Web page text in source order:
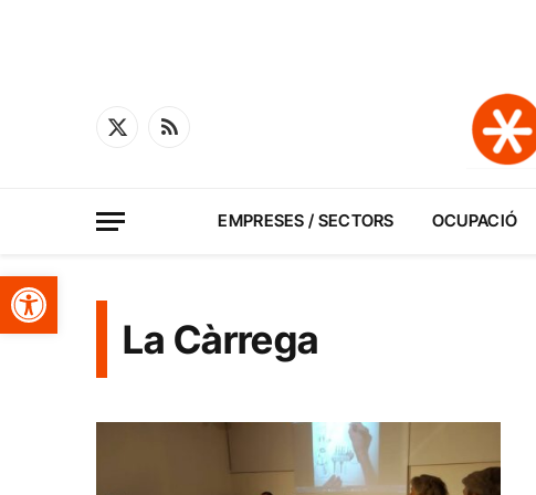
Obre la barra d'eines
X
RSS
EMPRESES / SECTORS OCUPACIÓ
La Càrrega